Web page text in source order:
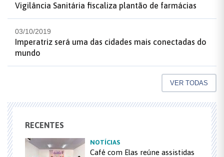
Vigilância Sanitária fiscaliza plantão de farmácias
03/10/2019
Imperatriz será uma das cidades mais conectadas do
mundo
VER TODAS
RECENTES
NOTÍCIAS
Café com Elas reúne assistidas